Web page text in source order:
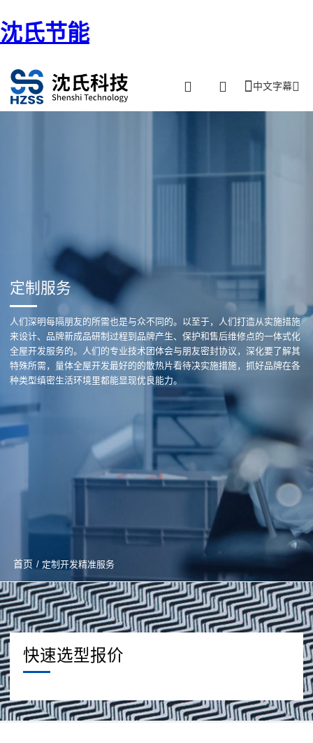
沈氏节能
中文字幕
定制服务
人们深明每隔朋友的所需也是与众不同的。以至于，人们打造从实施措施
来设计、品牌新成品研制过程到品牌产生、保护和售后维修点的一体式化
全屋开发服务的。人们的专业技术团体会与朋友密封协议，深化要了解其
特殊所需，量体全屋开发最好的的散热片看待决实施措施，抓好品牌在各
种类型缜密生活环境里都能显现优良能力。
首页 / 定制开发精准服务
快速选型报价